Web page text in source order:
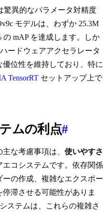
驚異的なパラメータ対精度
モデルは、わずか 25.3M
の mAP を達成します。しか
ードウェアアクセラレータ
優位性を維持しており、特に
TensorRT セットアップ上で
ムの利点#
な考慮事項は、 使いやすさ
コシステムです。依存関係
の作成、複雑なエクスポー
滞させる可能性がありま
ステムは、これらの複雑さ